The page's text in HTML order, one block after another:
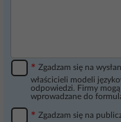
* Zgadzam się na
właścicieli modeli
odpowiedzi. Firmy
wprowadzane do
* Zgadzam się na